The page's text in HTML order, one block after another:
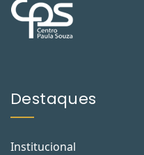
Destaques
Institucional